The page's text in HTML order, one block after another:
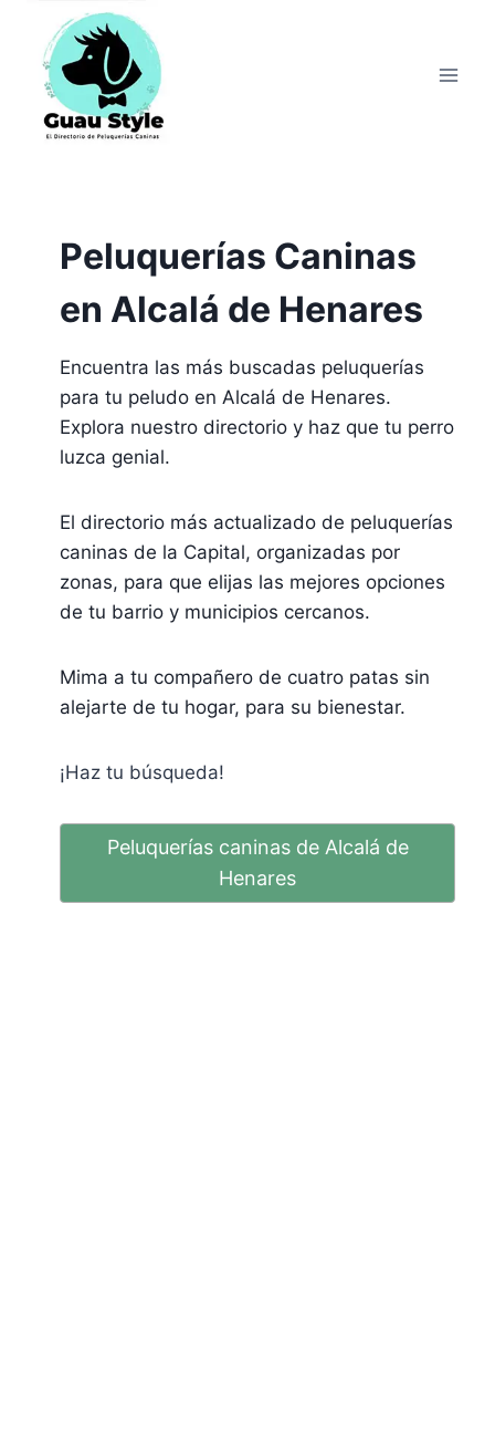
contenido
Peluquerías Caninas
en Alcalá de Henares
Encuentra las más buscadas peluquerías
para tu peludo en Alcalá de Henares.
Explora nuestro directorio y haz que tu perro
luzca genial.
El directorio más actualizado de peluquerías
caninas de la Capital, organizadas por
zonas, para que elijas las mejores opciones
de tu barrio y municipios cercanos.
Mima a tu compañero de cuatro patas sin
alejarte de tu hogar, para su bienestar.
¡Haz tu búsqueda!
Peluquerías caninas de Alcalá de
Henares